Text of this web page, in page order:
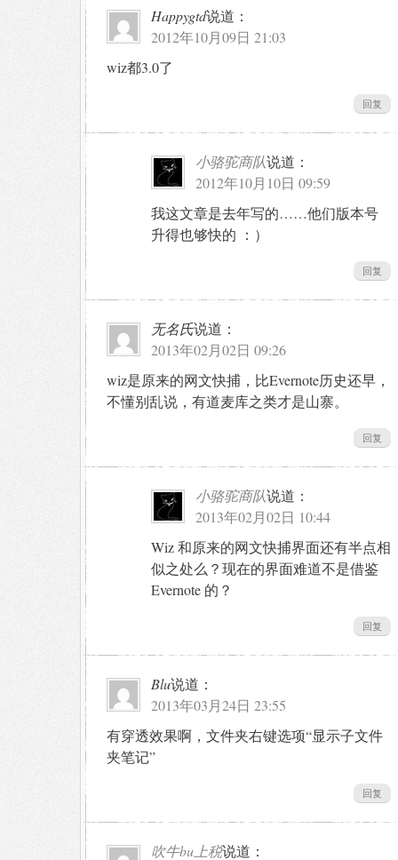
Happygtd说道：
2012年10月09日 21:03
wiz都3.0了
回复
小骆驼商队说道：
2012年10月10日 09:59
我这文章是去年写的……他们版本号
升得也够快的 ：）
回复
无名氏说道：
2013年02月02日 09:26
wiz是原来的网文快捕，比Evernote历史还早，
不懂别乱说，有道麦库之类才是山寨。
回复
小骆驼商队说道：
2013年02月02日 10:44
Wiz 和原来的网文快捕界面还有半点相
似之处么？现在的界面难道不是借鉴
Evernote 的？
回复
Blu说道：
2013年03月24日 23:55
有穿透效果啊，文件夹右键选项“显示子文件
夹笔记”
回复
吹牛bu上税说道：